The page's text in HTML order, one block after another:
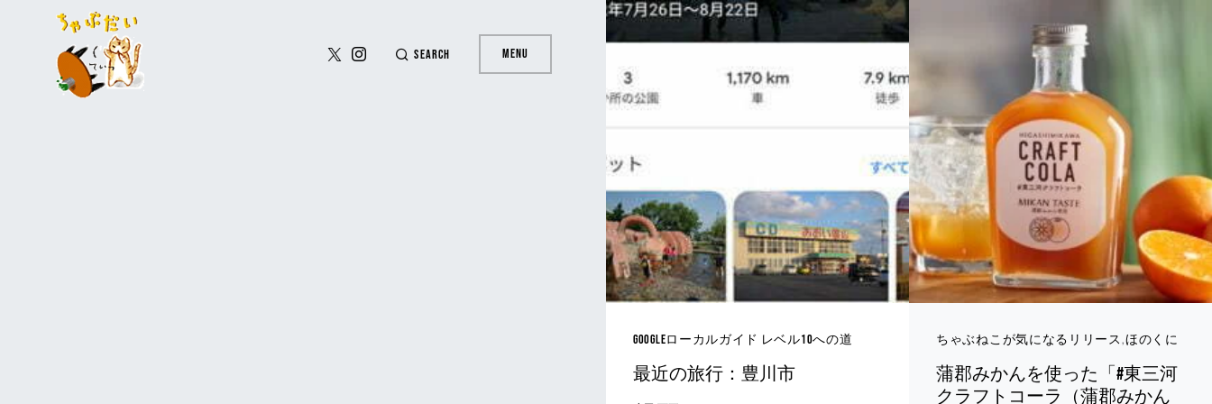
Search Menu
Googleローカルガイド レベル10への道
最近の旅行：豊川市
ちゃぶねこが気になるリリース ほのくに
蒲郡みかんを使った「#東三河
クラフトコーラ（蒲郡みかん